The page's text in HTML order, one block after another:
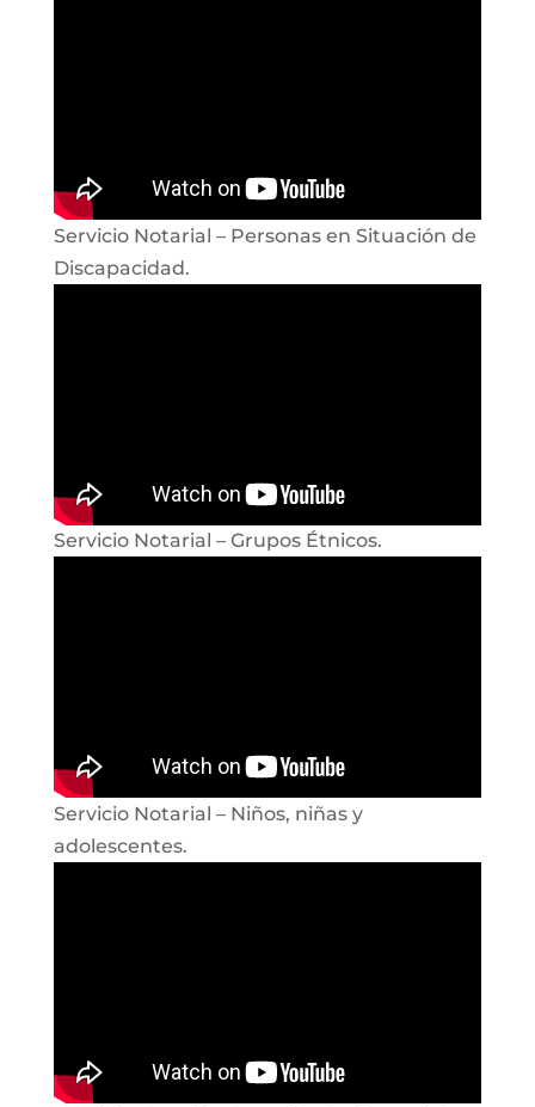
Servicio Notarial – Personas en Situación de
Discapacidad.
Servicio Notarial – Grupos Étnicos.
Servicio Notarial – Niños, niñas y
adolescentes.